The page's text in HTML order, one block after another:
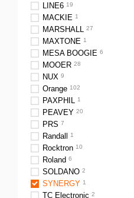
LINE6 19
MACKIE 1
MARSHALL 27
MAXTONE 1
MESA BOOGIE 6
MOOER 28
NUX 9
Orange 102
PAXPHIL 1
PEAVEY 20
PRS 7
Randall 1
Rocktron 10
Roland 6
SOLDANO 2
SYNERGY 1
TC Electronic 2